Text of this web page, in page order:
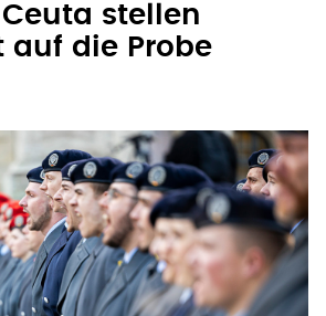
stellen
auf die Probe